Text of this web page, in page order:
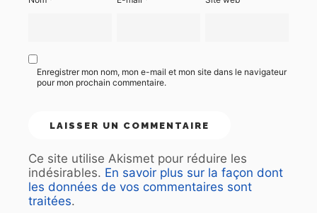
Enregistrer mon nom, mon e-mail et mon site dans le navigateur
pour mon prochain commentaire.
Ce site utilise Akismet pour réduire les
indésirables. En savoir plus sur la façon dont
les données de vos commentaires sont
traitées.